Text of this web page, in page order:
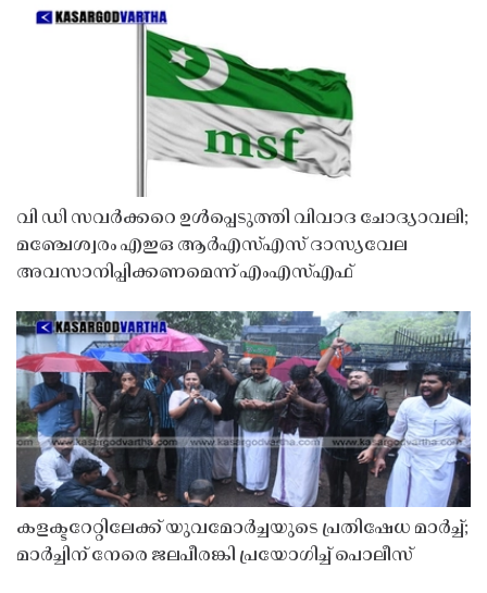
വി ഡി സവർക്കറെ ഉൾപ്പെടുത്തി വിവാദ ചോദ്യാവലി;
മഞ്ചേശ്വരം എഇഒ ആർഎസ്എസ് ദാസ്യവേല
അവസാനിപ്പിക്കണമെന്ന് എംഎസ്എഫ്
കളക്ടറേറ്റിലേക്ക് യുവമോർച്ചയുടെ പ്രതിഷേധ മാർച്ച്;
മാർച്ചിന് നേരെ ജലപീരങ്കി പ്രയോഗിച്ച് പൊലീസ്